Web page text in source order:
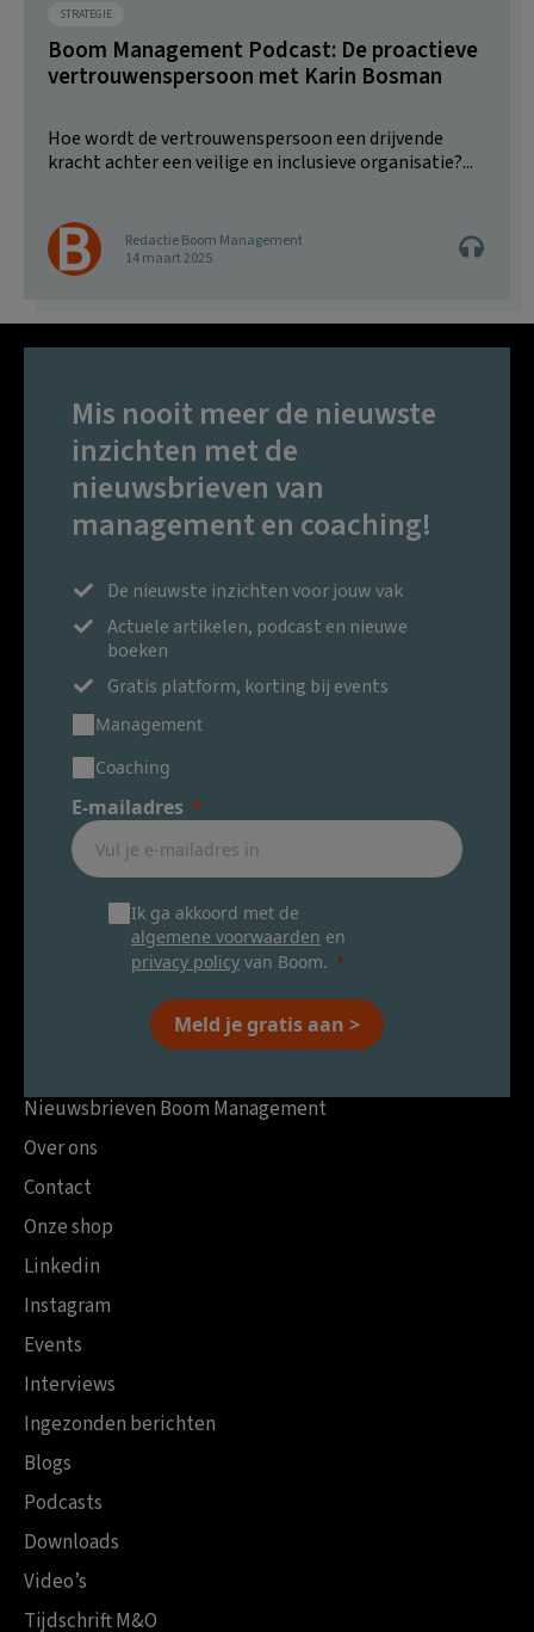
STRATEGIE
Boom Management Podcast: De proactieve
vertrouwenspersoon met Karin Bosman
Hoe wordt de vertrouwenspersoon een drijvende
kracht achter een veilige en inclusieve organisatie?...
Redactie Boom Management
14 maart 2025
Mis nooit meer de nieuwste
inzichten met de
nieuwsbrieven van
management en coaching!
De nieuwste inzichten voor jouw vak
Actuele artikelen, podcast en nieuwe
boeken
Gratis platform, korting bij events
Management
Coaching
E-mailadres
Ik ga akkoord met de
algemene voorwaarden en
privacy policy van Boom.
Meld je gratis aan >
Nieuwsbrieven Boom Management
Over ons
Contact
Onze shop
Linkedin
Instagram
Events
Interviews
Ingezonden berichten
Blogs
Podcasts
Downloads
Video’s
Tijdschrift M&O